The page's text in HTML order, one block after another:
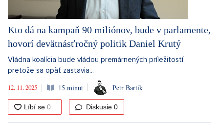
Kto dá na kampaň 90 miliónov, bude v parlamente,
hovorí devätnásťročný politik Daniel Krutý
Vládna koalícia bude vládou premárnených príležitostí,
pretože sa opäť zastavia...
12. 11. 2025
15 minut Petr Bartík
Diskusie 0